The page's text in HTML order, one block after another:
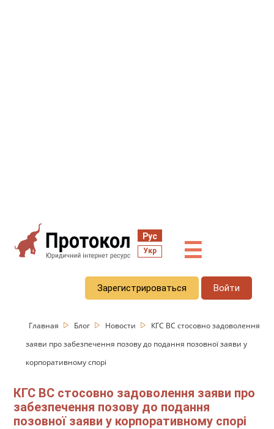
Рус
Укр ☰
Зарегистрироваться Войти
Главная Блог Новости
КГС ВС стосовно задоволення
заяви про забезпечення позову до подання позовної заяви у
корпоративному спорі
КГС ВС стосовно задоволення заяви про
забезпечення позову до подання
позовної заяви у корпоративному спорі